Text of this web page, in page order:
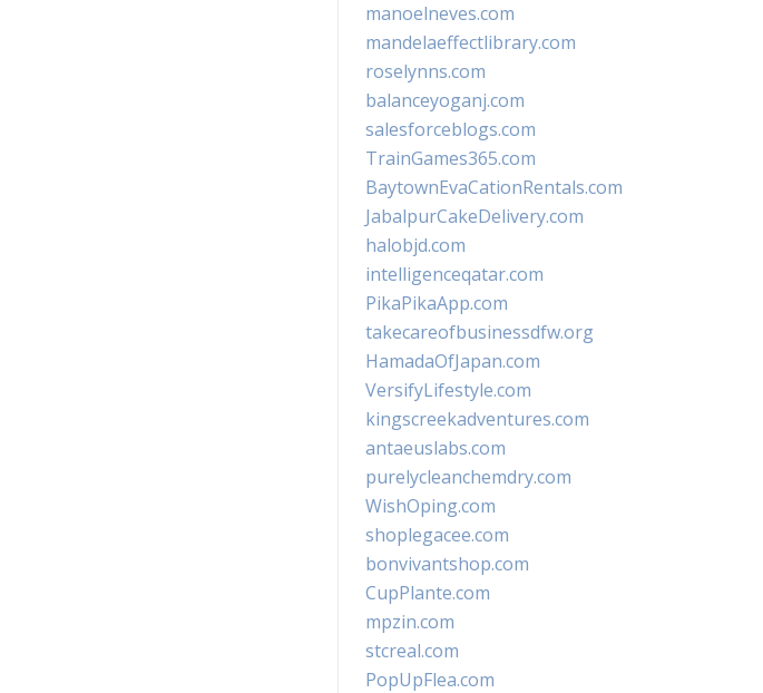
manoelneves.com
mandelaeffectlibrary.com
roselynns.com
balanceyoganj.com
salesforceblogs.com
TrainGames365.com
BaytownEvaCationRentals.com
JabalpurCakeDelivery.com
halobjd.com
intelligenceqatar.com
PikaPikaApp.com
takecareofbusinessdfw.org
HamadaOfJapan.com
VersifyLifestyle.com
kingscreekadventures.com
antaeuslabs.com
purelycleanchemdry.com
WishOping.com
shoplegacee.com
bonvivantshop.com
CupPlante.com
mpzin.com
stcreal.com
PopUpFlea.com